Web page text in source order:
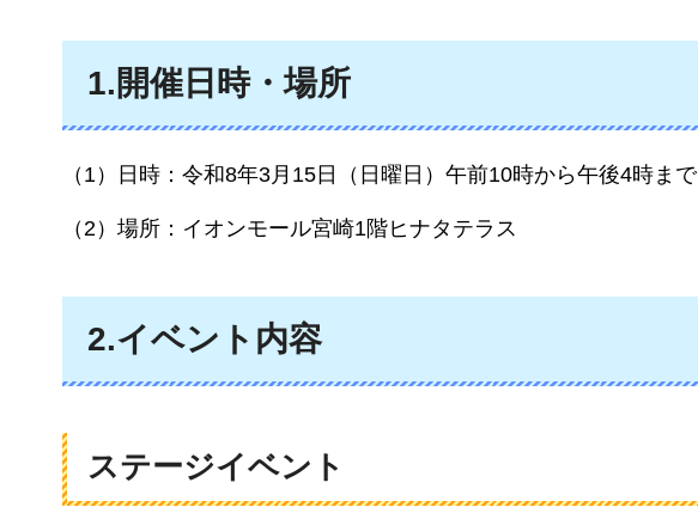
1.開催日時・場所
（1）日時：令和8年3月15日（日曜日）午前10時から午後4時まで
（2）場所：イオンモール宮崎1階ヒナタテラス
2.イベント内容
ステージイベント